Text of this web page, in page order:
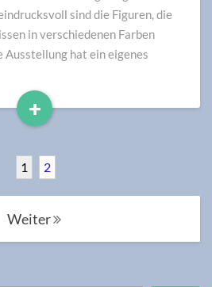
sind die Figuren, die
in verschiedenen Farben
Ausstellung hat ein eigenes
+
Read
1 2
Weiter